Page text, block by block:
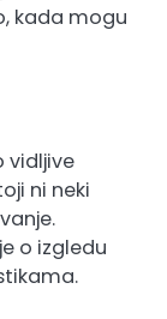
kada mogu
vidljive
ni neki
o izgledu